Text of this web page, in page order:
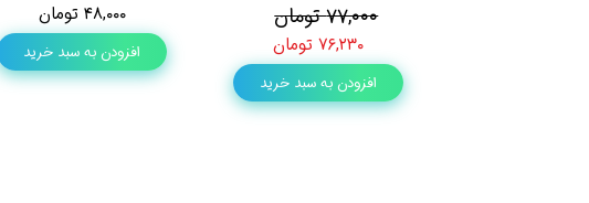
۷۷,۰۰۰ تومان
۷۶,۲۳۰ تومان
افزودن به سبد خرید
۴۸,۰۰۰ تومان
افزودن به سبد خرید